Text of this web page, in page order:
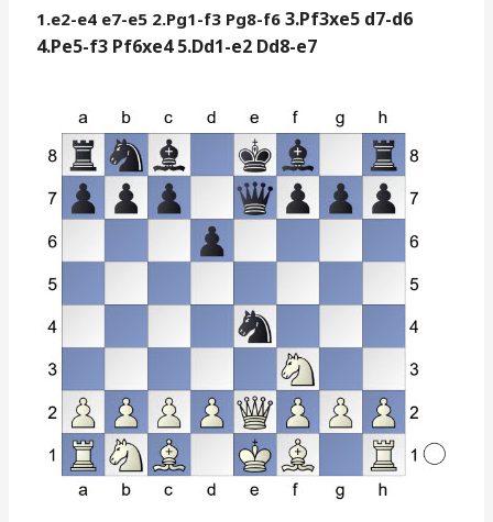
1.e2-e4 e7-e5 2.Pg1-f3 Pg8-f63.Pf3xe5 d7-d6
4.Pe5-f3 Pf6xe45.Dd1-e2 Dd8-e7